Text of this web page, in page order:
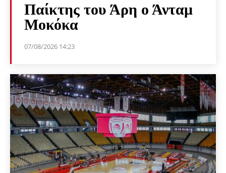
Παίκτης του Άρη ο Άνταμ
Μοκόκα
07/08/2026 14:23